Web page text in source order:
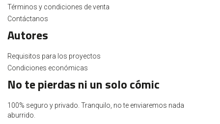
Términos y condiciones de venta
Contáctanos
Autores
Requisitos para los proyectos
Condiciones económicas
No te pierdas ni un solo cómic
100% seguro y privado. Tranquilo, no te enviaremos nada
aburrido.